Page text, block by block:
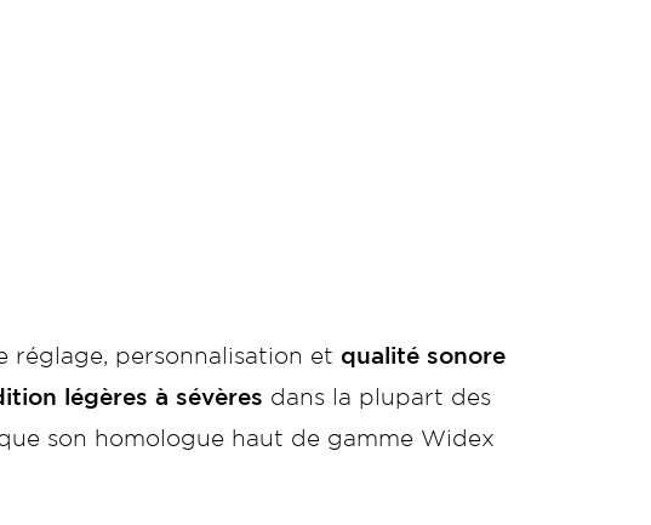
réglage, personnalisation et qualité sonore
légères à sévères dans la plupart des
son homologue haut de gamme Widex